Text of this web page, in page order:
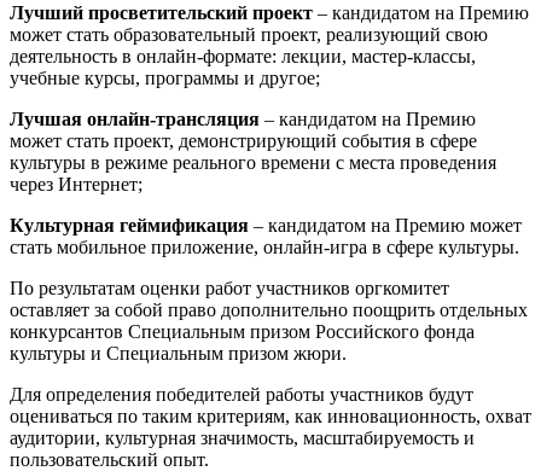
Лучший просветительский проект – кандидатом на Премию
может стать образовательный проект, реализующий свою
деятельность в онлайн-формате: лекции, мастер-классы,
учебные курсы, программы и другое;
Лучшая онлайн-трансляция – кандидатом на Премию
может стать проект, демонстрирующий события в сфере
культуры в режиме реального времени с места проведения
через Интернет;
Культурная геймификация – кандидатом на Премию может
стать мобильное приложение, онлайн-игра в сфере культуры.
По результатам оценки работ участников оргкомитет
оставляет за собой право дополнительно поощрить отдельных
конкурсантов Специальным призом Российского фонда
культуры и Специальным призом жюри.
Для определения победителей работы участников будут
оцениваться по таким критериям, как инновационность, охват
аудитории, культурная значимость, масштабируемость и
пользовательский опыт.